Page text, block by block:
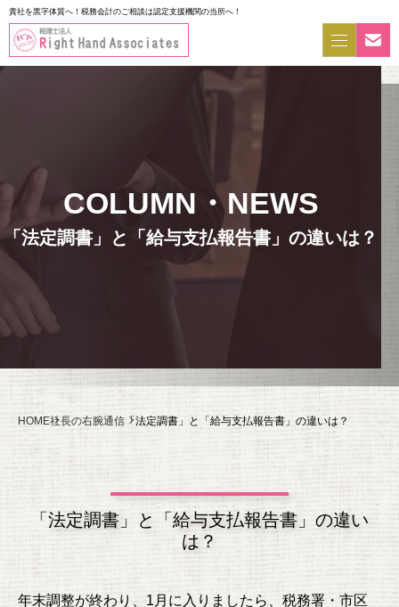
貴社を黒字体質へ！税務会計のご相談は認定支援機関の当所へ！
「法定調書」と「給与支払報告書」の違いは？
HOME社長の右腕通信 「法定調書」と「給与支払報告書」の違いは？
「法定調書」と「給与支払報告書」の違い
は？
年末調整が終わり、1月に入りましたら、税務署・市区